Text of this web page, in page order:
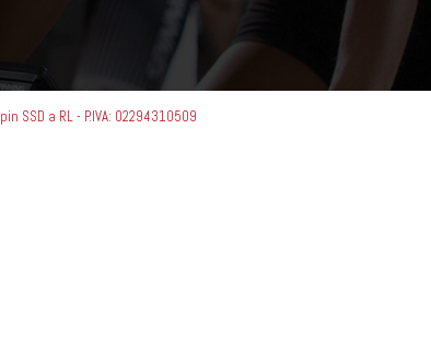
SSD a RL - P.IVA: 02294310509